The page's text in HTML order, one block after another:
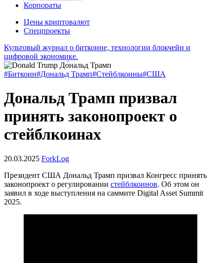
Корпораты
Цены криптовалют
Спецпроекты
Культовый журнал о биткоине, технологии блокчейн и
цифровой экономике.
#Биткоин#Дональд Трамп#Стейблкоины#США
Дональд Трамп призвал
принять законопроект о
стейблкоинах
20.03.2025 ForkLog
Президент США Дональд Трамп призвал Конгресс принять
законопроект о регулировании стейблкоинов. Об этом он
заявил в ходе выступления на саммите Digital Asset Summit
2025.